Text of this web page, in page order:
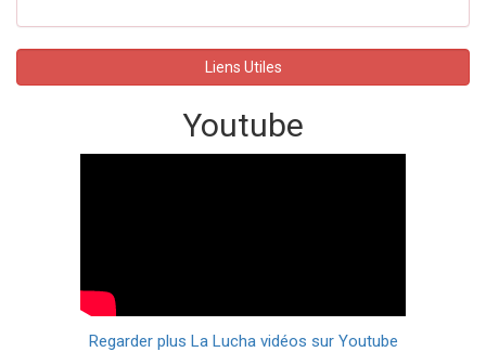
Liens Utiles
Youtube
Regarder plus La Lucha vidéos sur Youtube